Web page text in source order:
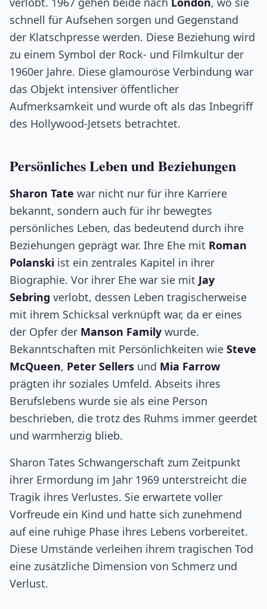
schnell für Aufsehen sorgen und Gegenstand
der Klatschpresse werden. Diese Beziehung wird
zu einem Symbol der Rock- und Filmkultur der
1960er Jahre. Diese glamouröse Verbindung war
das Objekt intensiver öffentlicher
Aufmerksamkeit und wurde oft als das Inbegriff
des Hollywood-Jetsets betrachtet.
Persönliches Leben und Beziehungen
Sharon Tate war nicht nur für ihre Karriere
bekannt, sondern auch für ihr bewegtes
persönliches Leben, das bedeutend durch ihre
Beziehungen geprägt war. Ihre Ehe mit Roman
Polanski ist ein zentrales Kapitel in ihrer
Biographie. Vor ihrer Ehe war sie mit Jay
Sebring verlobt, dessen Leben tragischerweise
mit ihrem Schicksal verknüpft war, da er eines
der Opfer der Manson Family wurde.
Bekanntschaften mit Persönlichkeiten wie Steve
McQueen, Peter Sellers und Mia Farrow
prägten ihr soziales Umfeld. Abseits ihres
Berufslebens wurde sie als eine Person
beschrieben, die trotz des Ruhms immer geerdet
und warmherzig blieb.
Sharon Tates Schwangerschaft zum Zeitpunkt
ihrer Ermordung im Jahr 1969 unterstreicht die
Tragik ihres Verlustes. Sie erwartete voller
Vorfreude ein Kind und hatte sich zunehmend
auf eine ruhige Phase ihres Lebens vorbereitet.
Diese Umstände verleihen ihrem tragischen Tod
eine zusätzliche Dimension von Schmerz und
Verlust.